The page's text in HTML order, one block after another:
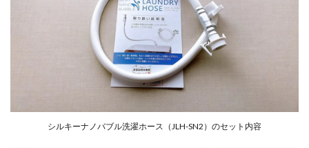
シルキーナノバブル洗濯ホース（JLH-SN2）のセット内容